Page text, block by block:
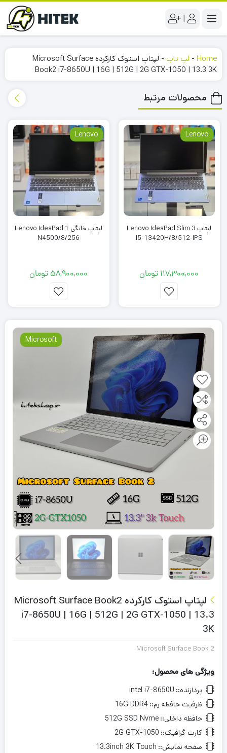
|
Home
- لپ تاپ -
لپتاپ استوک کارکرده Microsoft Surface
Book2 i7-8650U | 16G | 512G | 2G GTX-1050 | 13.3 3K
محصولات مرتبط
Lenovo
لپتاپ Lenovo IdeaPad Slim 3
I5-13420H/8/512-IPS
117,300,000 تومان
Lenovo
لپتاپ خانگی Lenovo IdeaPad 1
N4500/8/256
58,900,000تومان
Microsoft
لپتاپ استوک کارکرده Microsoft Surface Book2
i7-8650U | 16G | 512G | 2G GTX-1050 | 13.3
3K
Microsoft Surface Book 2
ویژگی های محصول:
پردازنده:: intel i7-8650U
ظرفیت حافظه رم:: 16G DDR4
حافظه داخلی:: 512G SSD Nvme
کارت گرافیک:: 2G GTX-1050
صفحه نمایش:: 13.3inch 3K Touch